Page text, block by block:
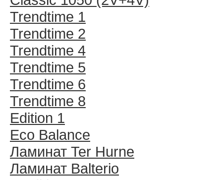
Trendtime 1
Trendtime 2
Trendtime 4
Trendtime 5
Trendtime 6
Trendtime 8
Edition 1
Eco Balance
Ламинат Ter Hurne
Ламинат Balterio